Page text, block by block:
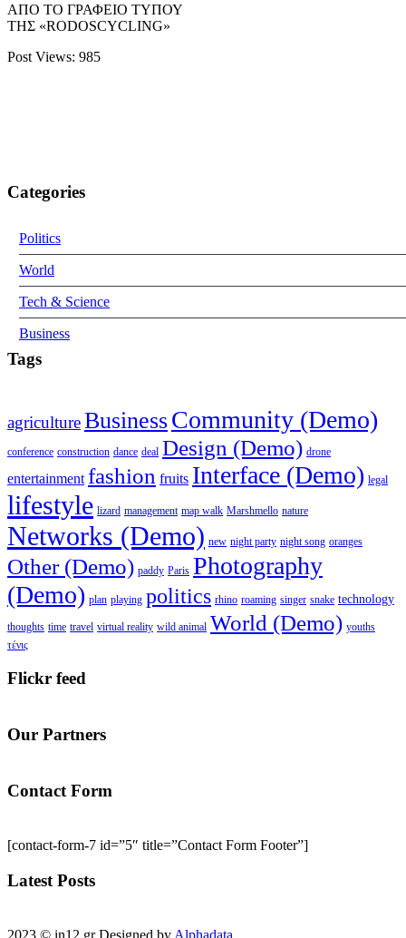
ΑΠΟ ΤΟ ΓΡΑΦΕΙΟ ΤΥΠΟΥ
ΤΗΣ «RODOSCYCLING»
Post Views: 985
Categories
Politics
World
Tech & Science
Business
Tags
agricultureBusinessCommunity (Demo)
conference construction dance deal Design (Demo) drone
entertainment fashion fruits Interface (Demo) legal
lifestyle lizard management map walk Marshmello nature
Networks (Demo) new night party night song oranges
Other (Demo) paddy Paris Photography
(Demo) plan playing politics rhino roaming singer snake technology
thoughts time travel virtual reality wild animal World (Demo) youths
τένις
Flickr feed
Our Partners
Contact Form
[contact-form-7 id=”5″ title=”Contact Form Footer”]
Latest Posts
2023 © in12.gr Designed by Alphadata